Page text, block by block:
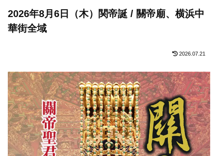
2026年8月6日（木）関帝誕 / 關帝廟、横浜中
華街全域
2026.07.21